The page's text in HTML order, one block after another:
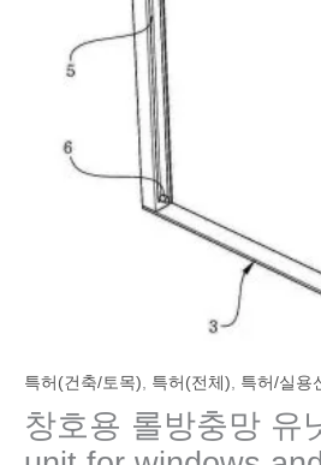
특허(건축/토목) 특허(전체) 특허/실용
창호용 롤방충망 유